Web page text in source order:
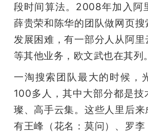
段时间算法。2008年加入阿
薛贵荣和陈华的团队做网页
发展困难，有一部分人从阿
等其他业务，欧文武也在其列。
一淘搜索团队最大的时候，
100多人，其中大部分都是技
璨、高手云集。这些人里后
有王峰（花名：莫问）、罗李